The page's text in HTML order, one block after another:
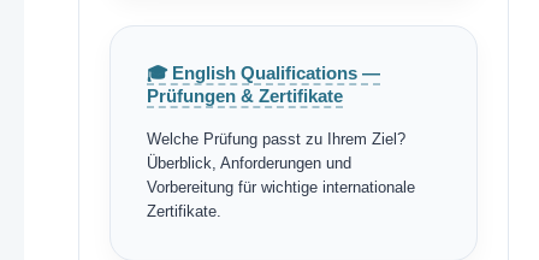
🎓 English Qualifications —
Prüfungen & Zertifikate
Welche Prüfung passt zu Ihrem Ziel?
Überblick, Anforderungen und
Vorbereitung für wichtige internationale
Zertifikate.